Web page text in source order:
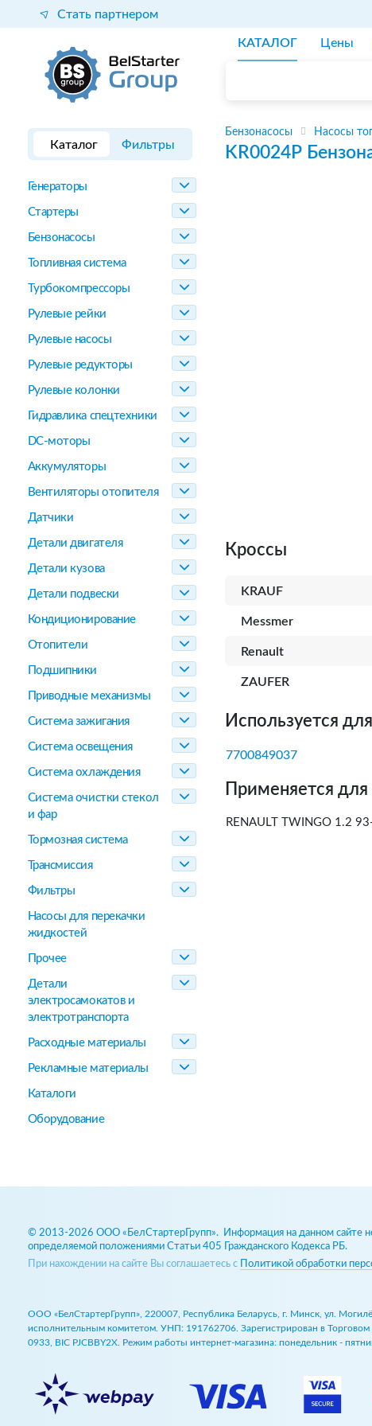
Стать партнером
КАТАЛОГ Цены
Каталог Фильтры
Генераторы
Стартеры
Бензонасосы
Топливная система
Турбокомпрессоры
Рулевые рейки
Рулевые насосы
Рулевые редукторы
Рулевые колонки
Гидравлика спецтехники
DC-моторы
Аккумуляторы
Вентиляторы отопителя
Датчики
Детали двигателя
Детали кузова
Детали подвески
Кондиционирование
Отопители
Подшипники
Приводные механизмы
Система зажигания
Система освещения
Система охлаждения
Система очистки стекол
и фар
Тормозная система
Трансмиссия
Фильтры
Насосы для перекачки
жидкостей
Прочее
Детали
электросамокатов и
электротранспорта
Расходные материалы
Рекламные материалы
Каталоги
Оборудование
Бензонасосы Насосы
KR0024P
Кроссы
KRAUF
Messmer
Renault
ZAUFER
Используется
7700849037
Применяется для
RENAULT TWINGO 1.2
© 2013-2026 ООО «БелСтартерГрупп». Информация на данном сайте
определяемой положениями Статьи 405 Гражданского Кодекса РБ.
При нахождении на сайте Вы соглашаетесь с
Политикой обработки
ООО «БелСтартерГрупп», 220007, Республика Беларусь, г. Минск, ул.
исполнительным комитетом. УНП: 191762706. Зарегистрирован в
0933, BIC PJCBBY2X. Режим работы интернет-магазина: понедельник -